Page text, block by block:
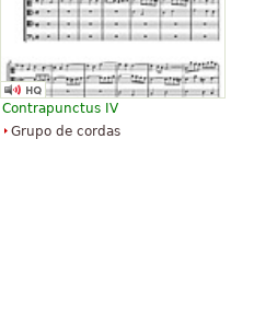
Contrapunctus IV
Grupo de cordas